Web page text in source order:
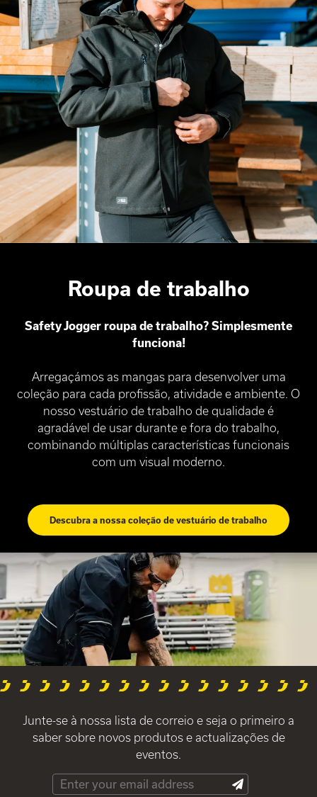
Roupa de trabalho
Safety Jogger roupa de trabalho? Simplesmente
funciona!
Arregaçámos as mangas para desenvolver uma
coleção para cada profissão, atividade e ambiente. O
nosso vestuário de trabalho de qualidade é
agradável de usar durante e fora do trabalho,
combinando múltiplas características funcionais
com um visual moderno.
Descubra a nossa coleção de vestuário de trabalho
Junte-se à nossa lista de correio e seja o primeiro a
saber sobre novos produtos e actualizações de
eventos.